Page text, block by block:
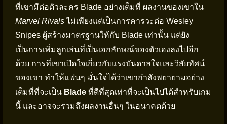
ที่เขามีต่อตัวละคร Blade อย่างเต็มที่ ผลงานของเขาใน
Marvel Rivalsไม่เพียงแต่เป็นการคารวะต่อ Wesley
Snipes ผู้สร้างมาตรฐานให้กับ Blade เท่านั้น แต่ยัง
เป็นการเพิ่มลูกเล่นที่เป็นเอกลักษณ์ของตัวเองลงไปอีก
ด้วย การที่เขาเปิดใจเกี่ยวกับแรงบันดาลใจและวิสัยทัศน์
ของเขา ทำให้แฟนๆ มั่นใจได้ว่าเขากำลังพยายามอย่าง
เต็มที่ที่จะเป็น Blade ที่ดีที่สุดเท่าที่จะเป็นไปได้สำหรับเกม
นี้ และอาจจะรวมถึงผลงานอื่นๆ ในอนาคตด้วย